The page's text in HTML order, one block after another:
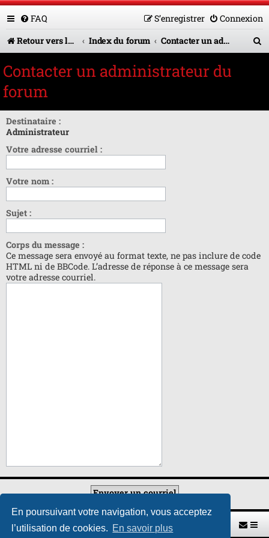
En poursuivant votre navigation, vous acceptez
l’utilisation de cookies. En savoir plus
FAQ Connexion
S’enregistrer
Retour vers le site U.A.G.R.
Index du forum Contacter un administrateur du forum
e
Contacter un administrateur du
forum
Destinataire :
Administrateur
Votre adresse courriel :
Votre nom :
Sujet :
Corps du message :
Ce message sera envoyé au format texte, ne pas inclure de code
HTML ni de BBCode. L’adresse de réponse à ce message sera
votre adresse courriel.
Retour vers le site U.A.G.R. Index du forum